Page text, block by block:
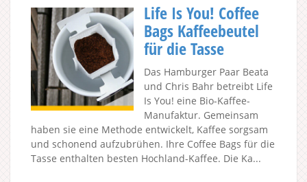
Life Is You! Coffee
Bags Kaffeebeutel
für die Tasse
Das Hamburger Paar Beata
und Chris Bahr betreibt Life
Is You! eine Bio-Kaffee-
Manufaktur. Gemeinsam
haben sie eine Methode entwickelt, Kaffee sorgsam
und schonend aufzubrühen. Ihre Coffee Bags für die
Tasse enthalten besten Hochland-Kaffee. Die Ka...